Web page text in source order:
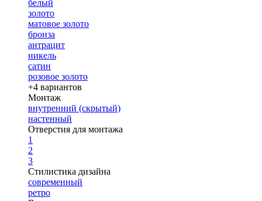
белый
золото
матовое золото
бронза
антрацит
никель
сатин
розовое золото
+4 вариантов
Монтаж
внутренний (скрытый)
настенный
Отверстия для монтажа
1
2
3
Стилистика дизайна
современный
ретро